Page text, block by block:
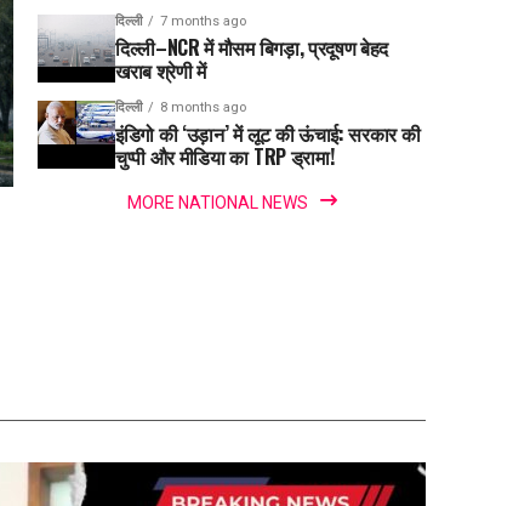
दिल्ली 7 months ago
दिल्ली–NCR में मौसम बिगड़ा, प्रदूषण बेहद
खराब श्रेणी में
दिल्ली 8 months ago
इंडिगो की ‘उड़ान’ में लूट की ऊंचाई: सरकार की
चुप्पी और मीडिया का TRP ड्रामा!
MORE NATIONAL NEWS